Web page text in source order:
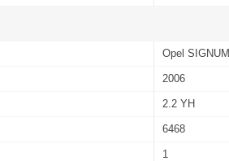
Opel SIGNUM
2006
2.2 YH
6468
1